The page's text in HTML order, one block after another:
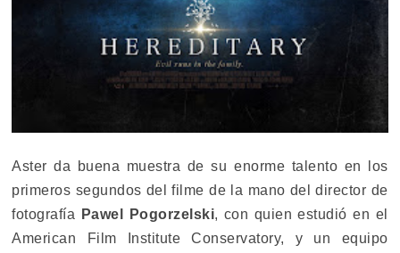
Aster da buena muestra de su enorme talento en los
primeros segundos del filme de la mano del director de
fotografía
Pawel Pogorzelski, con quien estudió en el
American Film Institute Conservatory, y un equipo